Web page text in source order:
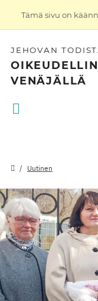
Tämä sivu on
JEHOVAN
VENÄJÄLLÄ
Uutinen